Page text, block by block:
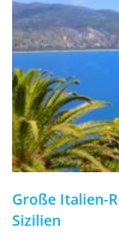
Große Italien-
Sizilien